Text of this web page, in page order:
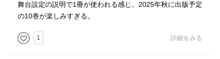
舞台設定の説明で1冊が使われる感じ。2025年秋に出版予定
の10巻が楽しみすぎる。
1 詳細をみる